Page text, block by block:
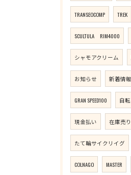
TRANSEOCOMP TREK
SCULTULA RIM4000
シャモアクリーム
お知らせ 新着情報
GRAN SPEED100 自
現金払い 在庫売
たて輪サイクリイグ
COLNAGO MASTER